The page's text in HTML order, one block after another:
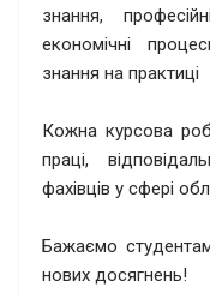
знання,
економічні
знання на практиці
Кожна курсова
праці,
фахівців у сфері
Бажаємо
нових досягнень!